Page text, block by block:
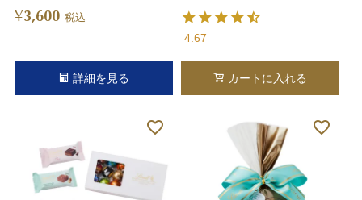
¥3,600 税込
詳細を見る
4.67
カートに入れる